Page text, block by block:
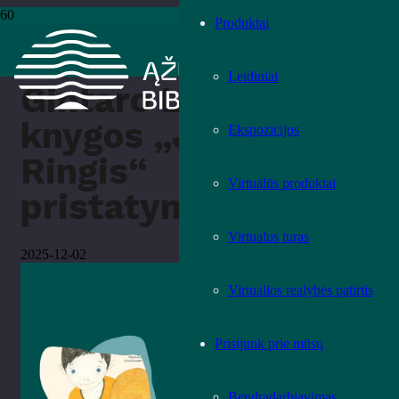
Produktai
Leidiniai
Ekspozicijos
Virtualūs produktai
Virtualus turas
Virtualios realybės patirtis
Prisijunk prie mūsų
Gintaro Lazdyno knygos „Joris ir Ringis“
pristatymas
Gintaro Lazdyno
knygos „Joris ir
Ringis“
pristatymas
2025-12-02